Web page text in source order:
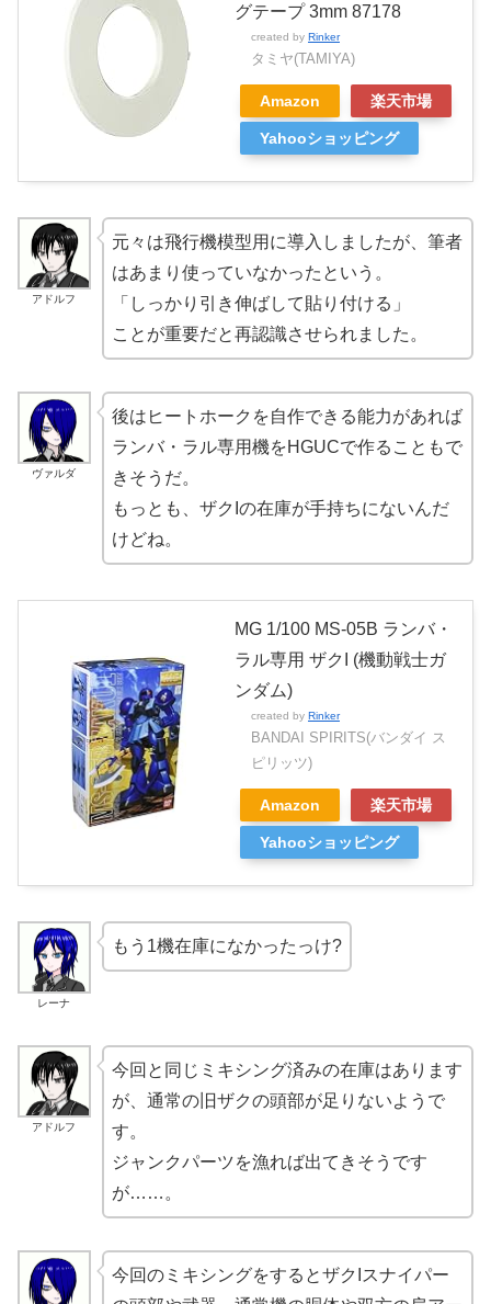
グテープ 3mm 87178
created by Rinker
タミヤ(TAMIYA)
Amazon 楽天市場
Yahooショッピング
アドルフ
元々は飛行機模型用に導入しましたが、筆者
はあまり使っていなかったという。
「しっかり引き伸ばして貼り付ける」
ことが重要だと再認識させられました。
ヴァルダ
後はヒートホークを自作できる能力があれば
ランバ・ラル専用機をHGUCで作ることもで
きそうだ。
もっとも、ザクIの在庫が手持ちにないんだ
けどね。
MG 1/100 MS-05B ランバ・
ラル専用 ザクI (機動戦士ガ
ンダム)
created by Rinker
BANDAI SPIRITS(バンダイ ス
ピリッツ)
Amazon 楽天市場
Yahooショッピング
レーナ
もう1機在庫になかったっけ?
アドルフ
今回と同じミキシング済みの在庫はあります
が、通常の旧ザクの頭部が足りないようで
す。
ジャンクパーツを漁れば出てきそうです
が……。
今回のミキシングをするとザクIスナイパー